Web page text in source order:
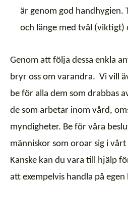
är genom god handhygien.
och länge med tvål (viktigt)
Genom att följa dessa enkla
bryr oss om varandra. Vi vill
be för alla dem som drabbas
de som arbetar inom vård,
myndigheter. Be för våra
människor som oroar sig i
Kanske kan du vara till hjälp
att exempelvis handla på egen